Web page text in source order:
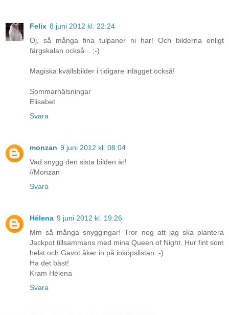
Felix 8 juni 2012 kl. 22:24
Oj, så många fina tulpaner ni har! Och bilderna enligt
färgskalan också... ;-)
Magiska kvällsbilder i tidigare inlägget också!
Sommarhälsningar
Elisabet
Svara
monzan 9 juni 2012 kl. 08:04
Vad snygg den sista bilden är!
//Monzan
Svara
Hélena 9 juni 2012 kl. 19:26
Mm så många snyggingar! Tror nog att jag ska plantera
Jackpot tillsammans med mina Queen of Night. Hur fint som
helst och Gavot åker in på inköpslistan :-)
Ha det bäst!
Kram Hélena
Svara